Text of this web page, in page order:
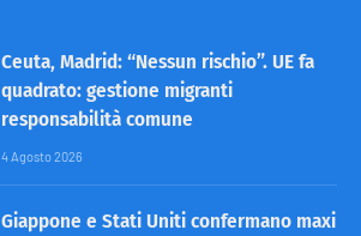
Ceuta, Madrid: “Nessun rischio”. UE fa
quadrato: gestione migranti
responsabilità comune
4 Agosto 2026
Giappone e Stati Uniti confermano maxi